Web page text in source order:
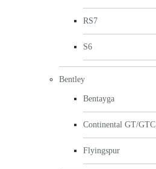
RS7
S6
Bentley
Bentayga
Continental GT/GTC
Flyingspur